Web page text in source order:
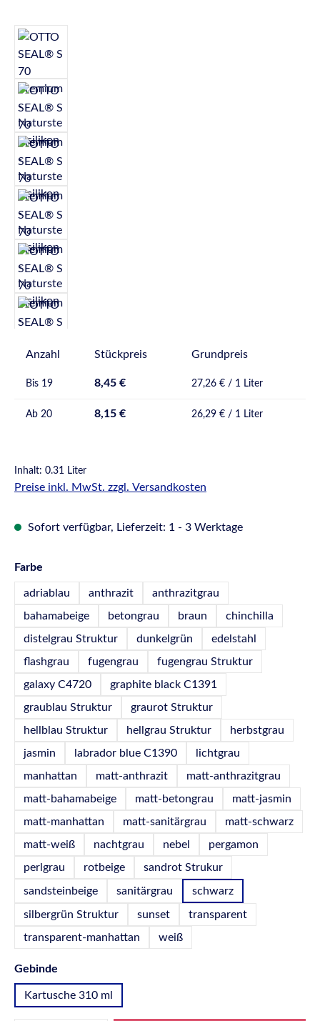
Anzahl Stückpreis Grundpreis
Bis 19 8,45 € 27,26 € / 1 Liter
Ab 20 8,15 € 26,29 € / 1 Liter
Inhalt: 0.31 Liter
Preise inkl. MwSt. zzgl. Versandkosten
Sofort verfügbar, Lieferzeit: 1 - 3 Werktage
Farbe
adriablau anthrazit
anthrazitgrau
bahamabeige
betongrau braun
chinchilla
distelgrau Struktur
dunkelgrün
edelstahl
flashgrau
fugengrau
fugengrau Struktur
galaxy C4720
graphite black C1391
graublau Struktur
graurot Struktur
hellblau Struktur
hellgrau Struktur
herbstgrau
jasmin
labrador blue C1390
lichtgrau
manhattan
matt-anthrazit
matt-anthrazitgrau
matt-bahamabeige
matt-betongrau
matt-jasmin
matt-manhattan
matt-sanitärgrau
matt-schwarz
matt-weiß
nachtgrau nebel
pergamon
perlgrau
rotbeige sandrot Strukur
sandsteinbeige sanitärgrau schwarz
silbergrün Struktur sunset
transparent
transparent-manhattan
weiß
Gebinde
Kartusche 310 ml